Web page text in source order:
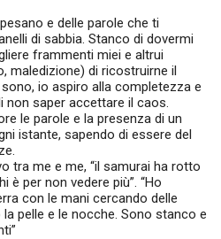
e delle parole che ti
di sabbia. Stanco di dovermi
frammenti miei e altrui
maledizione) di ricostruirne il
io aspiro alla completezza e
saper accettare il caos.
le parole e la presenza di un
istante, sapendo di essere del
tra me e me, “il samurai ha rotto
è per non vedere più”. “Ho
con le mani cercando delle
pelle e le nocche. Sono stanco e